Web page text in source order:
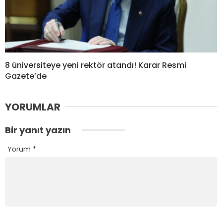
8 üniversiteye yeni rektör atandı! Karar Resmi
Gazete’de
YORUMLAR
Bir yanıt yazın
Yorum *